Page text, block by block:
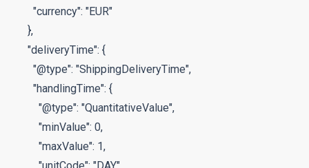
        "currency": "EUR"
      },
      "deliveryTime": {
        "@type": "ShippingDeliveryTime",
        "handlingTime": {
          "@type": "QuantitativeValue",
          "minValue": 0,
          "maxValue": 1,